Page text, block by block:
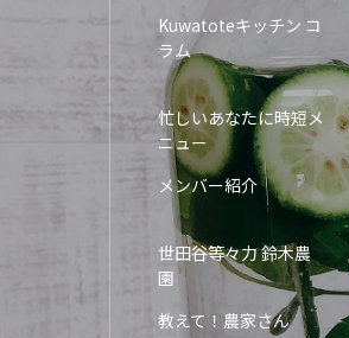
Kuwatoteキッチン コ
ラム
忙しいあなたに時短メ
ニュー
メンバー紹介
世田谷等々力 鈴木農
園
教えて！農家さん